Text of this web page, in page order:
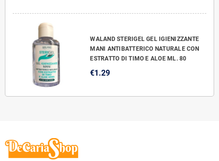
WALAND STERIGEL GEL IGIENIZZANTE
MANI ANTIBATTERICO NATURALE CON
ESTRATTO DI TIMO E ALOE ML. 80
€1.29